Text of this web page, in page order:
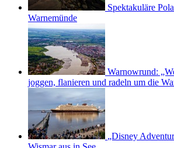
Spektakuläre
Warnemünde
Warnowrund:
joggen, flanieren und radeln um die
„Disney